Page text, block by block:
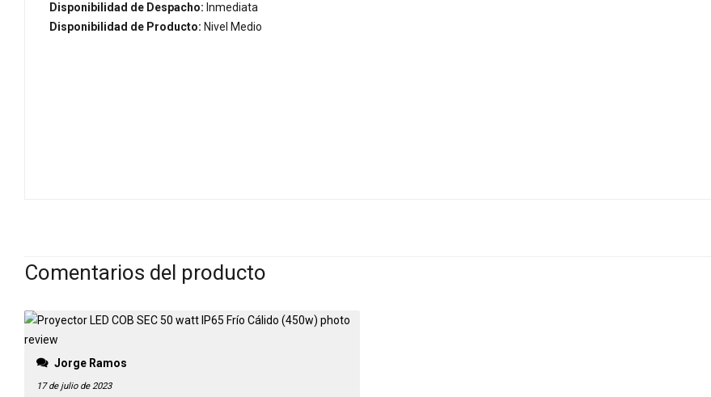
Disponibilidad de Despacho: Inmediata
Disponibilidad de Producto: Nivel Medio
Comentarios del producto
Jorge Ramos
17 de julio de 2023